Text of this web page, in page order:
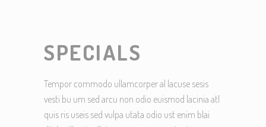
SPECIALS
Tempor commodo ullamcorper al lacuse sesis
vesti bu um sed arcu non odio euismod lacinia atl
quis ris useis sed vulpa utata odio ust enim blai